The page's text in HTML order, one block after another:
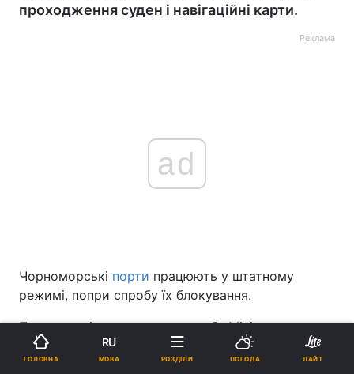
проходження суден і навігаційні карти.
Реклама
ad
Чорноморські порти працюють у штатному
режимі, попри спробу їх блокування.
Про це повідомила прес-служба Міністерства
інфраструктури у
Facebook
ГОЛОВНА
RU
МОВА РОЗДІЛИ ПОГОДА ЛАЙТ